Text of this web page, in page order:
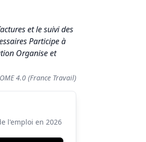
et le suivi des
Participe à
Organise et
4.0 (France Travail)
l'emploi en 2026